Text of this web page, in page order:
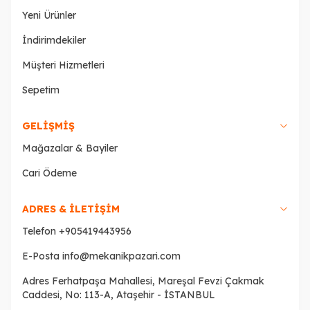
Yeni Ürünler
İndirimdekiler
Müşteri Hizmetleri
Sepetim
GELIŞMIŞ
Mağazalar & Bayiler
Cari Ödeme
ADRES & İLETİŞİM
Telefon +905419443956
E-Posta info@mekanikpazari.com
Adres Ferhatpaşa Mahallesi, Mareşal Fevzi Çakmak
Caddesi, No: 113-A, Ataşehir - İSTANBUL